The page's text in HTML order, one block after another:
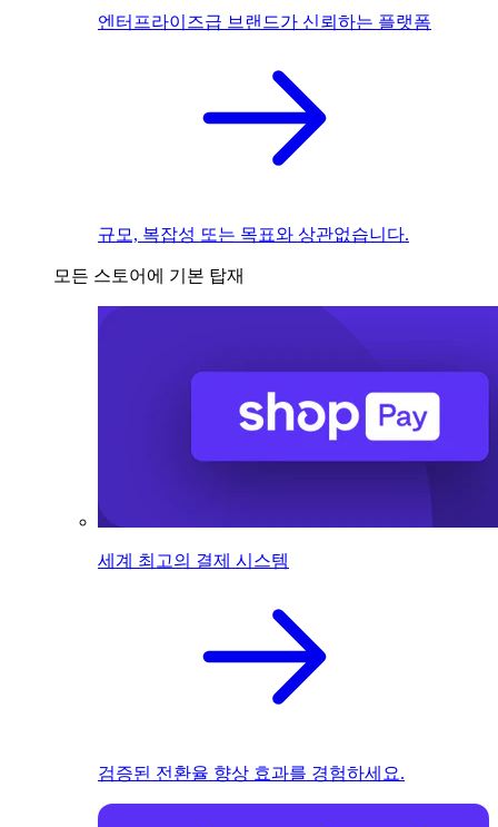
엔터프라이즈급 브랜드가 신뢰하는 플랫폼
규모, 복잡성 또는 목표와 상관없습니다.
모든 스토어에 기본 탑재
세계 최고의 결제 시스템
검증된 전환율 향상 효과를 경험하세요.